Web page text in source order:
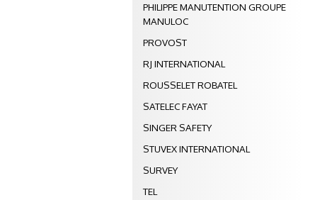
PHILIPPE MANUTENTION GROUPE
MANULOC
PROVOST
RJ INTERNATIONAL
ROUSSELET ROBATEL
SATELEC FAYAT
SINGER SAFETY
STUVEX INTERNATIONAL
SURVEY
TEL